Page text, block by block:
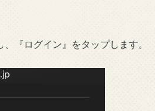
『ログイン』をタップします。